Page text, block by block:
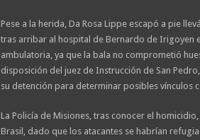
Pese a la herida, Da Rosa Lippe escapó a pie
tras arribar al hospital de Bernardo de Irigoyen
ambulatoria, ya que la bala no comprometió
disposición del juez de Instrucción de San
su detención para determinar posibles vínculos
La Policía de Misiones, tras conocer el
Brasil, dado que los atacantes se habrían